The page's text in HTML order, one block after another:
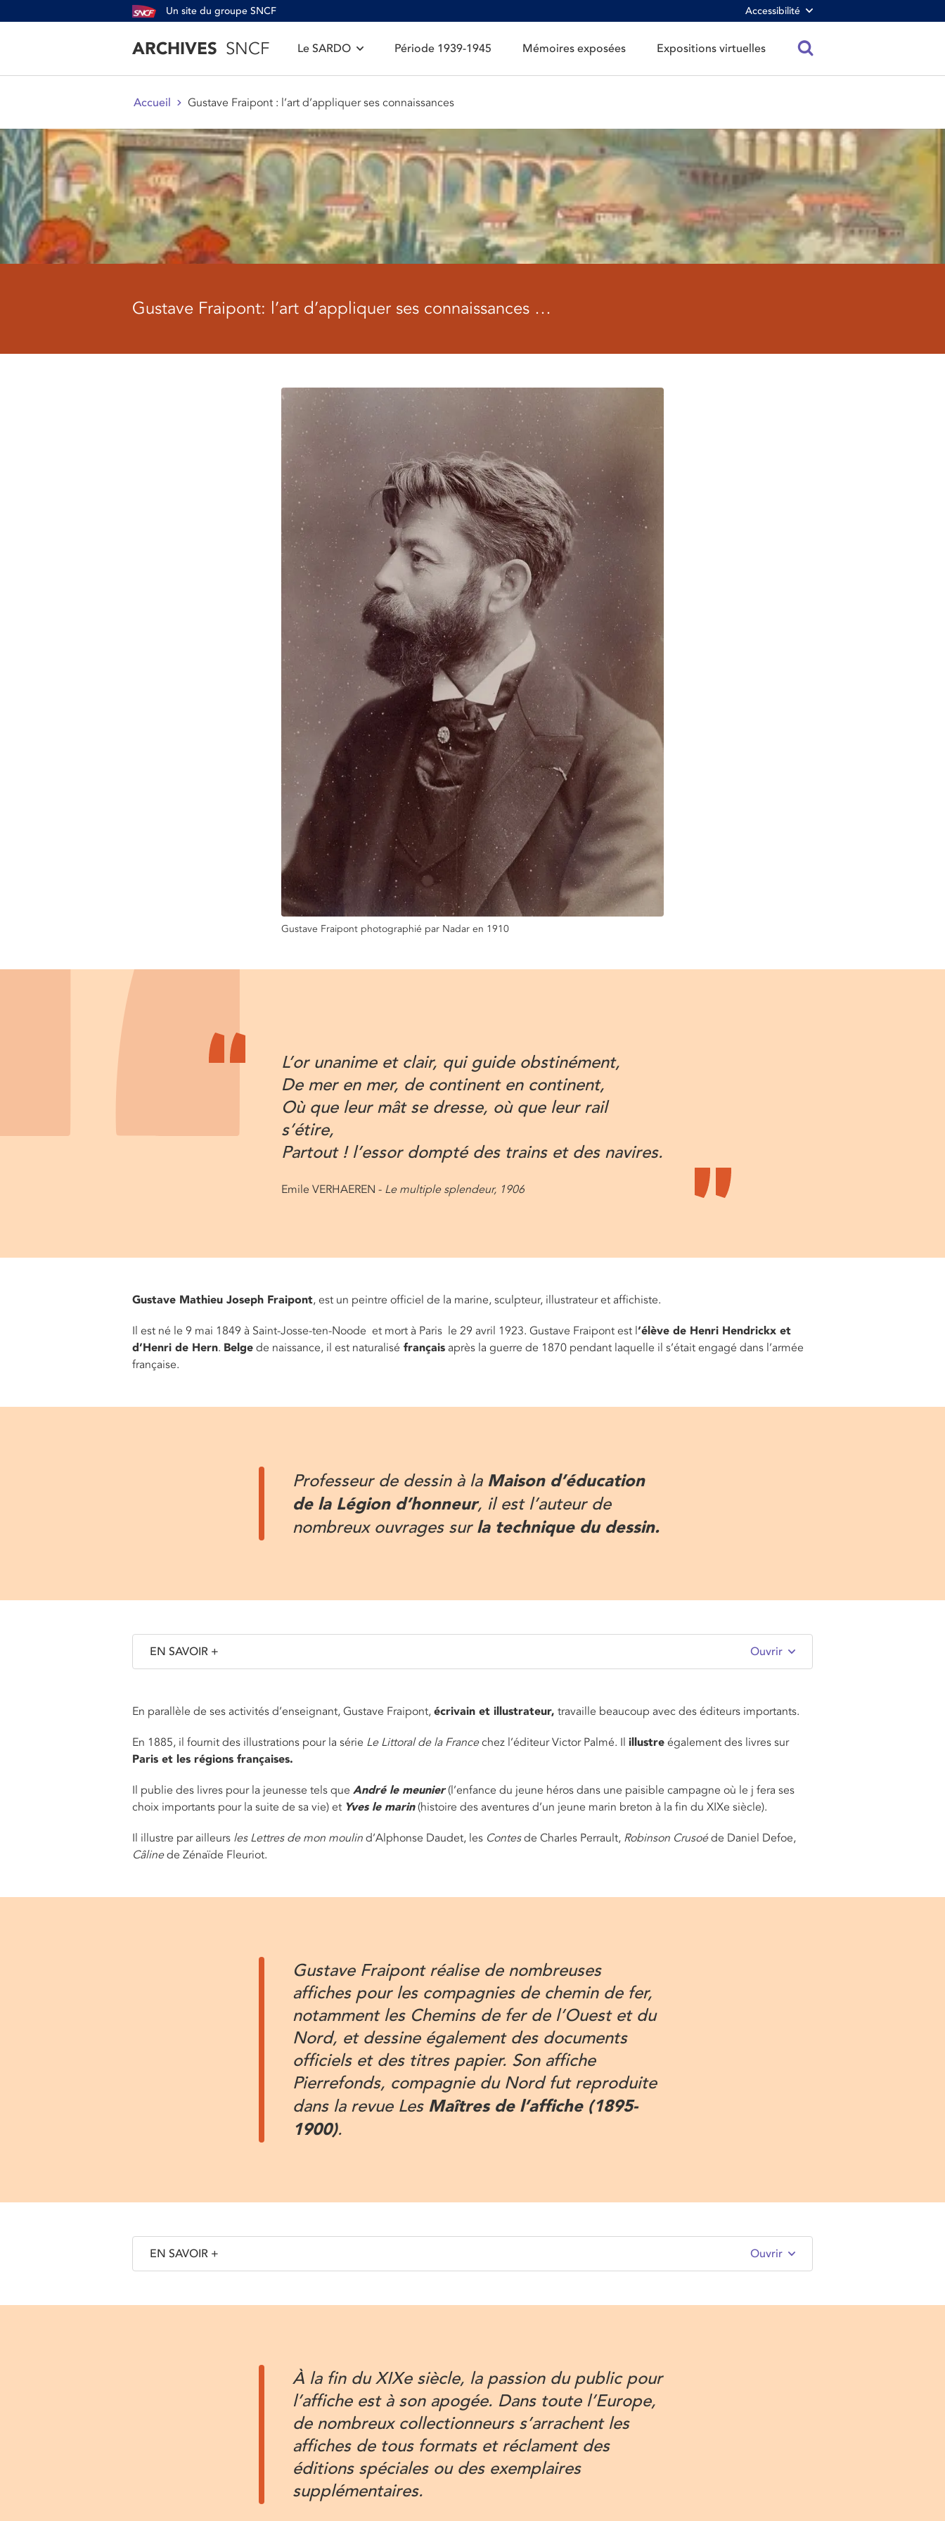
Un site du groupe SNCF Accessibilité
ARCHIVESSNCF Le SARDO Période 1939-1945 Mémoires exposées Expositions virtuelles
Accueil Gustave Fraipont : l’art d’appliquer ses connaissances
Gustave Fraipont: l’art d’appliquer ses connaissances …
Gustave Fraipont photographié par Nadar en 1910
L’or unanime et clair, qui guide obstinément,
De mer en mer, de continent en continent,
Où que leur mât se dresse, où que leur rail
s’étire,
Partout ! l’essor dompté des trains et des navires.
Emile VERHAEREN - Le multiple splendeur, 1906
Gustave Mathieu Joseph Fraipont, est un peintre officiel de la marine, sculpteur, illustrateur et affichiste.
Il est né le 9 mai 1849 à Saint-Josse-ten-Noode et mort à Paris le 29 avril 1923. Gustave Fraipont est l‘élève de Henri Hendrickx et
d’Henri de Hern. Belge de naissance, il est naturalisé français après la guerre de 1870 pendant laquelle il s’était engagé dans l’armée
française.
Professeur de dessin à la Maison d’éducation
de la Légion d’honneur, il est l’auteur de
nombreux ouvrages sur la technique du dessin.
EN SAVOIR + Ouvrir
En parallèle de ses activités d’enseignant, Gustave Fraipont, écrivain et illustrateur, travaille beaucoup avec des éditeurs importants.
En 1885, il fournit des illustrations pour la série Le Littoral de la Francechez l’éditeur Victor Palmé. Il illustre également des livres sur
Paris et les régions françaises.
Il publie des livres pour la jeunesse tels que André le meunier(l’enfance du jeune héros dans une paisible campagne où le j fera ses
choix importants pour la suite de sa vie) et Yves le marin(histoire des aventures d’un jeune marin breton à la fin du XIXe siècle).
Il illustre par ailleurs les Lettres de mon moulin d’Alphonse Daudet, les Contesde Charles Perrault, Robinson Crusoéde Daniel Defoe,
Câlinede Zénaïde Fleuriot.
Gustave Fraipont réalise de nombreuses
affiches pour les compagnies de chemin de fer,
notamment les Chemins de fer de l’Ouest et du
Nord, et dessine également des documents
officiels et des titres papier. Son affiche
Pierrefonds, compagnie du Nord fut reproduite
dans la revue Les Maîtres de l’affiche (1895-
1900).
EN SAVOIR + Ouvrir
À la fin du XIXe siècle, la passion du public pour
l’affiche est à son apogée. Dans toute l’Europe,
de nombreux collectionneurs s’arrachent les
affiches de tous formats et réclament des
éditions spéciales ou des exemplaires
supplémentaires.